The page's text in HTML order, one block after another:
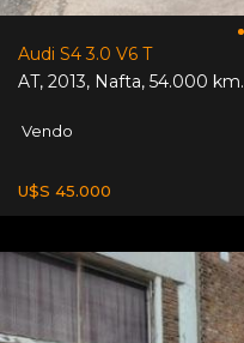
Audi S4 3.0 V6 T
AT, 2013, Nafta, 54.000 km.
Vendo
U$S 45.000